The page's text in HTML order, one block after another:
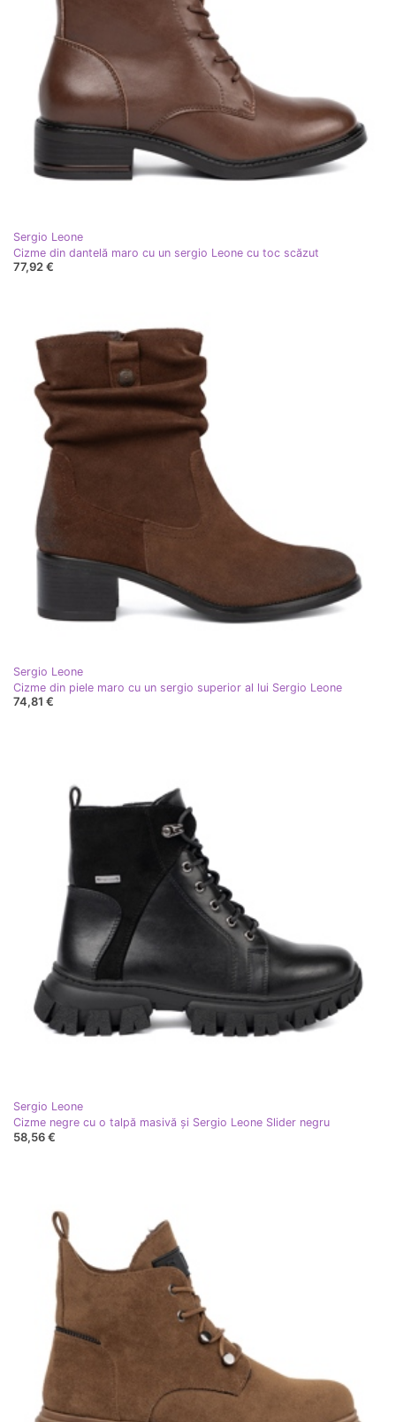
Sergio Leone
Cizme din dantelă maro cu un sergio Leone cu toc scăzut
77,92 €
Sergio Leone
Cizme din piele maro cu un sergio superior al lui Sergio Leone
74,81 €
Sergio Leone
Cizme negre cu o talpă masivă și Sergio Leone Slider negru
58,56 €